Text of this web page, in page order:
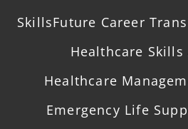
SkillsFuture Career
Healthcare Skills
Healthcare
Emergency Life